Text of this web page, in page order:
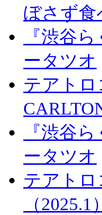
ぼさず
『渋谷
ータツオ
テアトロ
『渋谷
ータツオ
テアト
（2025.1）